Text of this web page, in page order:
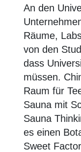
An den
Räume,
von den
dass
müssen.
Raum für
Sauna mit
Sauna
es einen
Sweet